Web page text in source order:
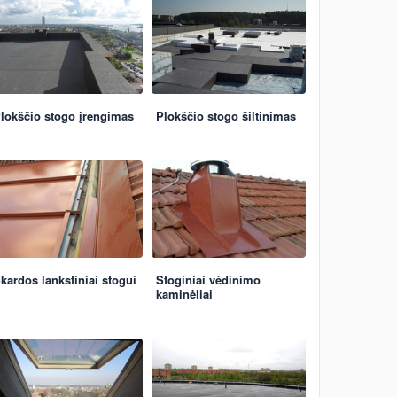
stogo įrengimas Plokščio stogo šiltinimas
lankstiniai stogui
Stoginiai vėdinimo
kaminėliai